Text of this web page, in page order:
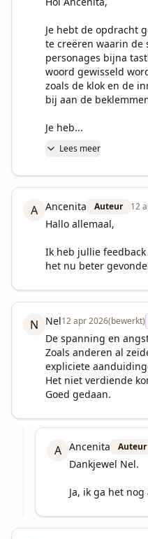
Je hebt de opdracht
te creëren waarin de
personages bijna
woord gewisseld
zoals de klok en de
bij aan de
Je heb...
Lees meer
A Ancenita Auteur 12
Hallo allemaal,
Ik heb jullie
het nu beter
N Nel12 apr 2026(bewerkt)
De spanning en
Zoals anderen al
expliciete
Het niet verdiende
Goed gedaan.
A Ancenita Auteur
Dankjewel Nel.
Ja, ik ga het